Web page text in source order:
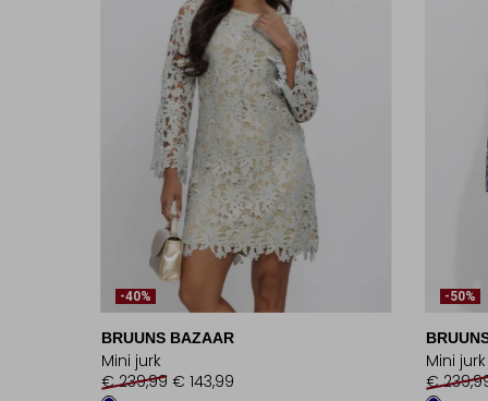
-40%
BRUUNS BAZAAR
Mini jurk
€ 239,99 € 143,99
-50%
Mini jurk
€